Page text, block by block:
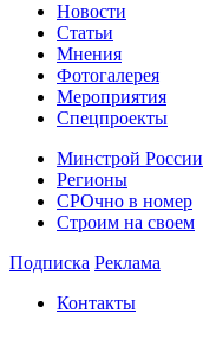
Новости
Статьи
Мнения
Фотогалерея
Мероприятия
Спецпроекты
Минстрой России
Регионы
СРОчно в номер
Строим на своем
Подписка Реклама
Контакты